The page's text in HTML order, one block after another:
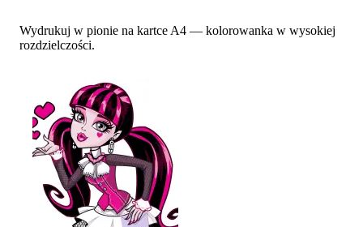
Wydrukuj w pionie na kartce A4 — kolorowanka w wysokiej
rozdzielczości.